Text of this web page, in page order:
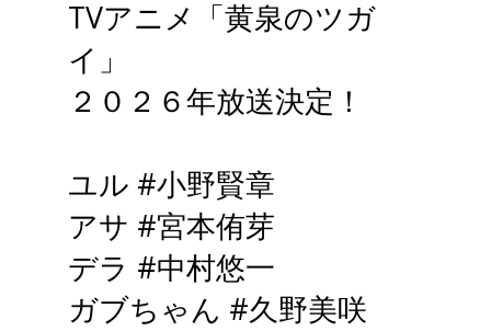
TVアニメ「黄泉のツガ
イ」
２０２６年放送決定！
ユル #小野賢章
アサ #宮本侑芽
デラ #中村悠一
ガブちゃん #久野美咲